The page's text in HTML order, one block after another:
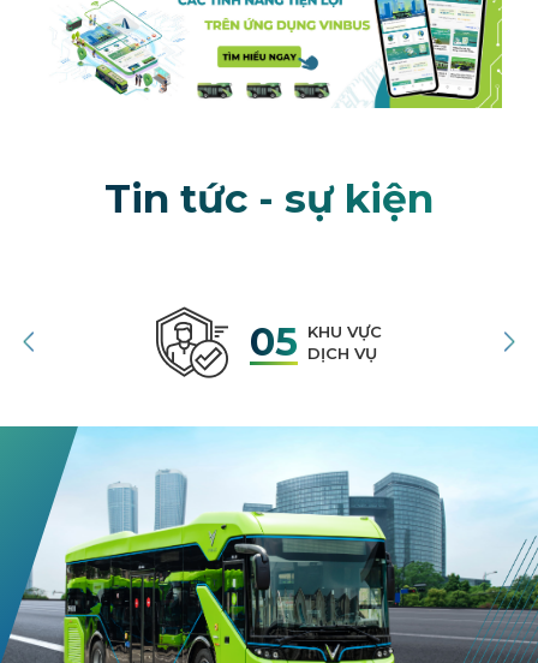
Tin tức - sự kiện
05
KHU VỰC
DỊCH VỤ